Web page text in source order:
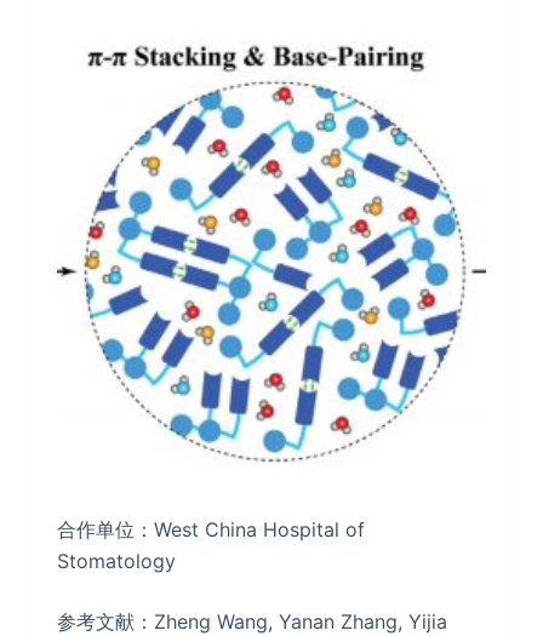
合作单位：West China Hospital of
Stomatology
参考文献：Zheng Wang, Yanan Zhang, Yijia